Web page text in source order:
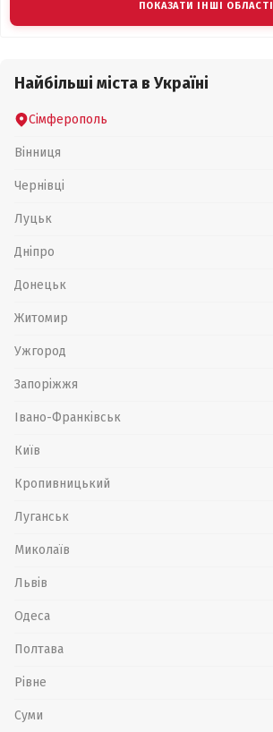
ПОКАЗАТИ ІНШІ ОБЛАСТІ
Найбільші міста в Україні
Сімферополь
Вінниця
Чернівці
Луцьк
Дніпро
Донецьк
Житомир
Ужгород
Запоріжжя
Івано-Франківськ
Київ
Кропивницький
Луганськ
Миколаїв
Львів
Одеса
Полтава
Рівне
Суми